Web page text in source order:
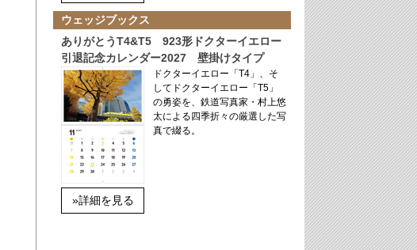
ウェッジブックス
ありがとうT4&T5 923形ドクターイエロー
引退記念カレンダー2027 壁掛けタイプ
»詳細を見る
ドクターイエロー「T4」、そ
してドクターイエロー「T5」
の勇姿を、鉄道写真家・村上悠
太による四季折々の厳選した写
真で綴る。